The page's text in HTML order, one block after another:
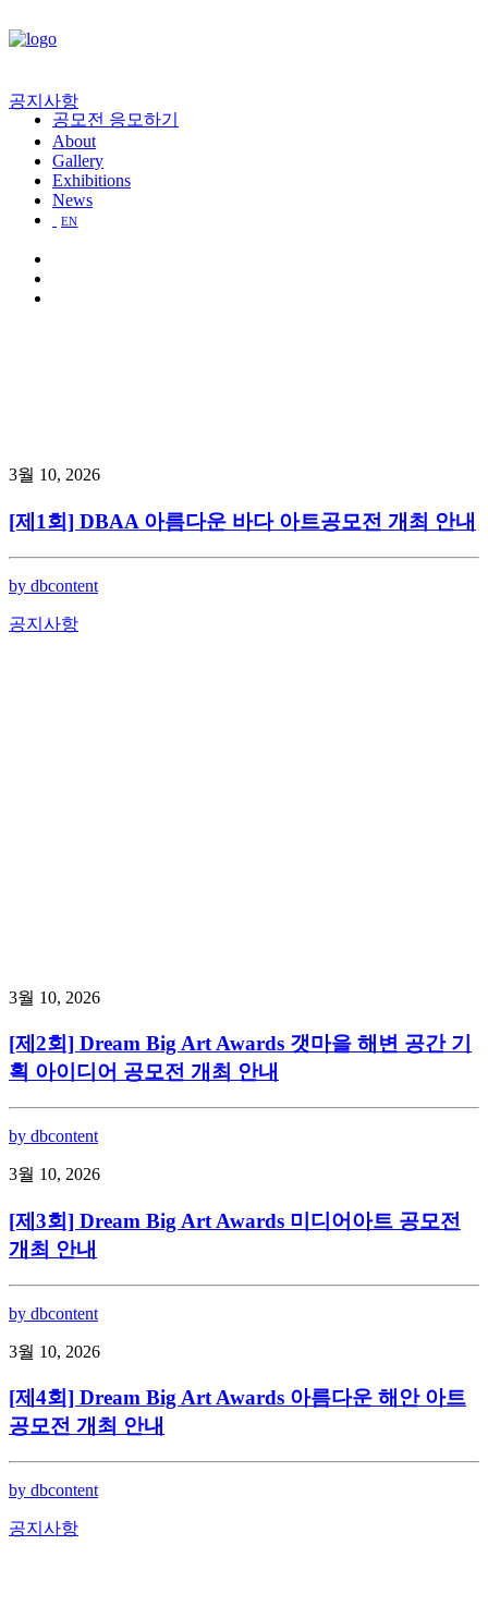
공모전 응모하기
About
Gallery
Exhibitions
News
EN
공지사항
3월 10, 2026
[제1회] DBAA 아름다운 바다 아트공모전 개최 안내
by dbcontent
공지사항
3월 10, 2026
[제2회] Dream Big Art Awards 갯마을 해변 공간 기
획 아이디어 공모전 개최 안내
by dbcontent
3월 10, 2026
[제3회] Dream Big Art Awards 미디어아트 공모전
개최 안내
by dbcontent
3월 10, 2026
[제4회] Dream Big Art Awards 아름다운 해안 아트
공모전 개최 안내
by dbcontent
공지사항